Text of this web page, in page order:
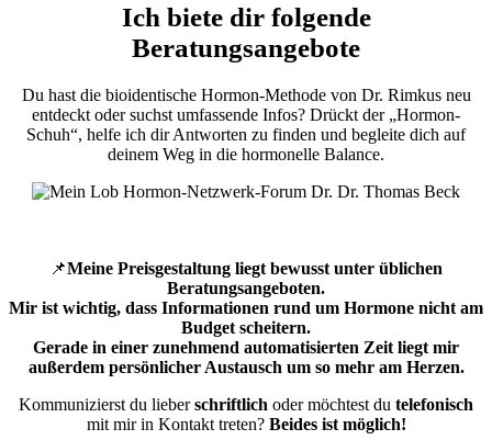
Ich biete dir folgende
Beratungsangebote
Du hast die bioidentische Hormon-Methode von Dr. Rimkus neu
entdeckt oder suchst umfassende Infos? Drückt der „Hormon-
Schuh“, helfe ich dir Antworten zu finden und begleite dich auf
deinem Weg in die hormonelle Balance.
📌Meine Preisgestaltung liegt bewusst unter üblichen
Beratungsangeboten.
Mir ist wichtig, dass Informationen rund um Hormone nicht am
Budget scheitern.
Gerade in einer zunehmend automatisierten Zeit liegt mir
außerdem persönlicher Austausch um so mehr am Herzen.
Kommunizierst du lieberschriftlich oder möchtest du telefonisch
mit mir in Kontakt treten? Beides ist möglich!